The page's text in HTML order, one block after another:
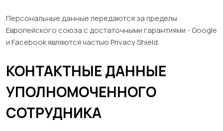
Персональные данные передаются за пределы
Европейского союза с достаточными гарантиями - Google
и Facebook являются частью Privacy Shield.
КОНТАКТНЫЕ ДАННЫЕ
УПОЛНОМОЧЕННОГО
СОТРУДНИКА